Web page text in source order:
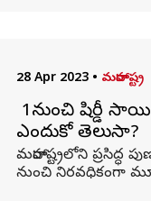
28 Apr 2023 • మహారాష్ట్ర
మే 1నుంచి
ఎందుకో తెలుసా?
మహారాష్ట్రలోని ప్రసిద్ధ
నుంచి నిరవధికంగా